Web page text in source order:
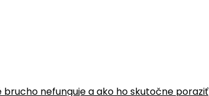
nefunguje a ako ho skutočne poraziť